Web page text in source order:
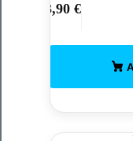
3,90 €